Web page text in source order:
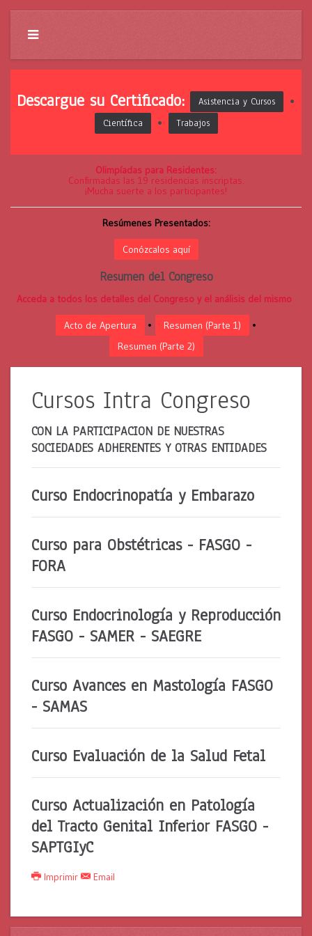
Descargue su Certificado: Asistencia y Cursos •
Científica • Trabajos
Olimpíadas para Residentes:
Confirmadas las 19 residencias inscriptas.
¡Mucha suerte a los participantes!
Resúmenes Presentados:
Conózcalos aquí
Resumen del Congreso
Acceda a todos los detalles del Congreso y el análisis del mismo
Acto de Apertura • Resumen (Parte 1)
•
Resumen (Parte 2)
Cursos Intra Congreso
CON LA PARTICIPACION DE NUESTRAS
SOCIEDADES ADHERENTES Y OTRAS ENTIDADES
Curso Endocrinopatía y Embarazo
Curso para Obstétricas - FASGO -
FORA
Curso Endocrinología y Reproducción
FASGO - SAMER - SAEGRE
Curso Avances en Mastología FASGO
- SAMAS
Curso Evaluación de la Salud Fetal
Curso Actualización en Patología
del Tracto Genital Inferior FASGO -
SAPTGIyC
Imprimir Email